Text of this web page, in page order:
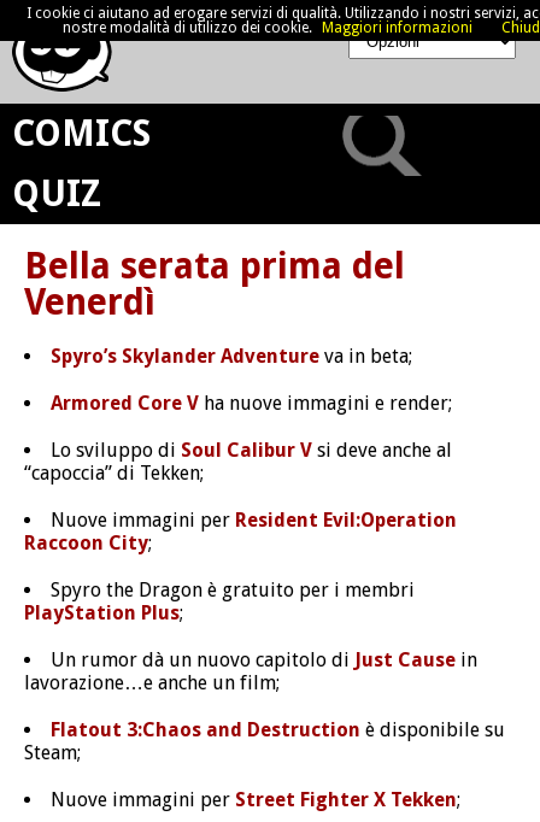
COMICS
QUIZ
Bella serata prima del
Venerdì
Spyro’s Skylander Adventure va in beta;
Armored Core V ha nuove immagini e render;
Lo sviluppo di Soul Calibur V si deve anche al
“capoccia” di Tekken;
Nuove immagini per Resident Evil:Operation
Raccoon City;
Spyro the Dragon è gratuito per i membri
PlayStation Plus;
Un rumor dà un nuovo capitolo di Just Cause in
lavorazione…e anche un film;
Flatout 3:Chaos and Destruction è disponibile su
Steam;
Nuove immagini per Street Fighter X Tekken;
I cookie ci aiutano ad erogare servizi di qualità. Utilizzando i nostri servizi,
nostre modalità di utilizzo dei cookie.
Maggiori informazioni